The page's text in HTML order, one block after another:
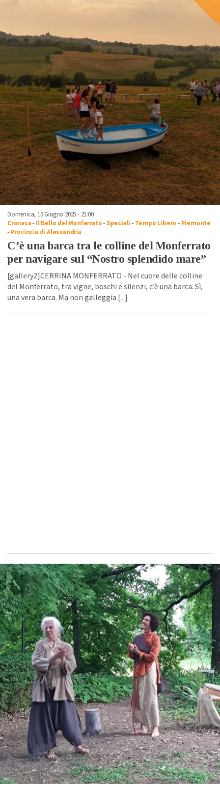
Domenica, 15 Giugno 2025 - 21:00
Cronaca- Il Bello del Monferrato-Speciali - Tempo Libero - Piemonte
- Provincia di Alessandria
C’è una barca tra le colline del Monferrato
per navigare sul “Nostro splendido mare”
[gallery2]CERRINA MONFERRATO - Nel cuore delle colline
del Monferrato, tra vigne, boschi e silenzi, c’è una barca. Sì,
una vera barca. Ma non galleggia [...]